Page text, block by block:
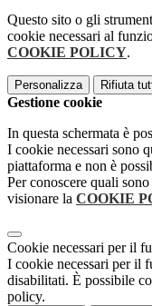
Questo sito o gli
cookie necessari al
COOKIE POLICY.
Personalizza Rifiuta
Gestione cookie
In questa schermata è
I cookie necessari sono
piattaforma e non è
Per conoscere quali
visionare la COOKIE
Cookie necessari per il
I cookie necessari per il
disabilitati. È possibile
policy.